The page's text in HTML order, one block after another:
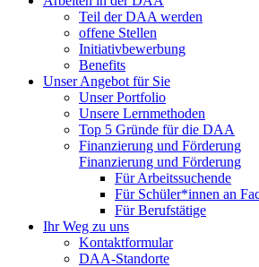
Teil der DAA werden
offene Stellen
Initiativbewerbung
Benefits
Unser Angebot für Sie
Unser Portfolio
Unsere Lernmethoden
Top 5 Gründe für die DAA
Finanzierung und Förderung
Finanzierung und Förderung
Für Arbeitssuchende
Für Schüler*innen an
Für Berufstätige
Ihr Weg zu uns
Kontaktformular
DAA-Standorte